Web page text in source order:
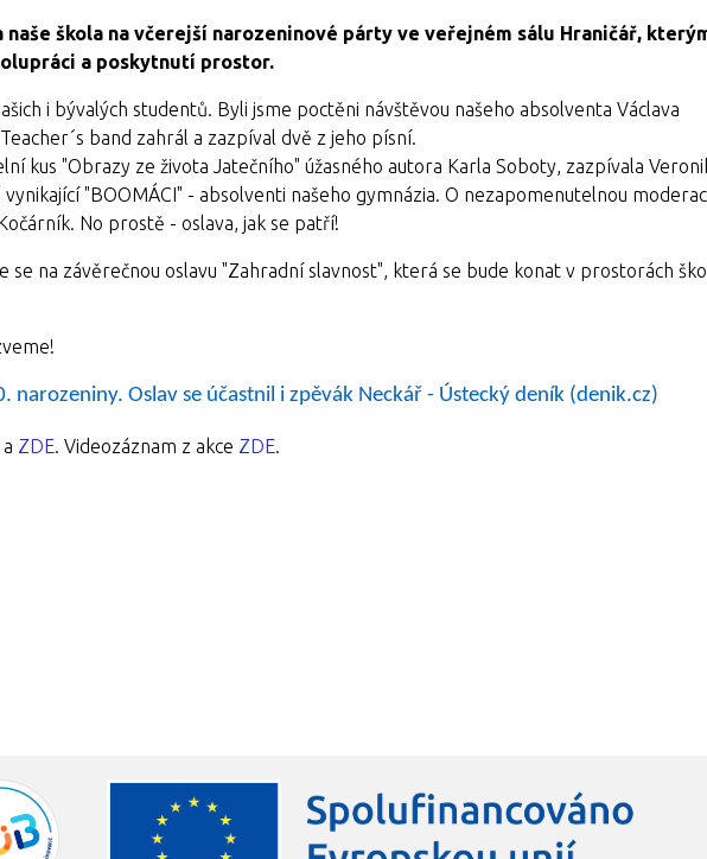
škola na včerejší narozeninové párty ve veřejném sálu Hraničář,
a poskytnutí prostor.
i bývalých studentů. Byli jsme poctěni návštěvou našeho absolventa Václava
band zahrál a zazpíval dvě z jeho písní.
kus "Obrazy ze života Jatečního" úžasného autora Karla Soboty, zazpívala
"BOOMÁCI" - absolventi našeho gymnázia. O nezapomenutelnou
No prostě - oslava, jak se patří!
se na závěrečnou oslavu "Zahradní slavnost", která se bude konat v prostorách
narozeniny. Oslav se účastnil i zpěvák Neckář - Ústecký deník (denik.cz)
a ZDE. Videozáznam z akce ZDE.